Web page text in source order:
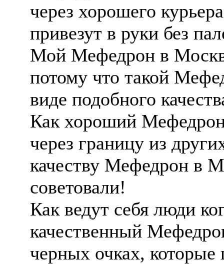
через хорошего
привезут в руки без
Мой Мефедрон в
потому что такой
виде подобного
Как хороший
через границу из
качеству Мефедрон в
советовали!
Как ведут себя люди
качественный
черных очках,